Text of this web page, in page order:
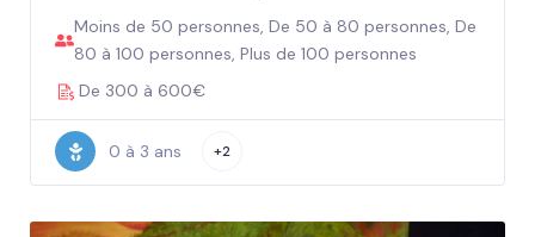
Moins de 50 personnes, De 50 à 80 personnes, De
80 à 100 personnes, Plus de 100 personnes
De 300 à 600€
0 à 3 ans +2